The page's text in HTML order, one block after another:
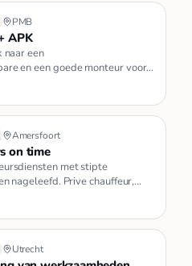
PMB
APK
naar een
en een goede monteur voor
,U kunt bij mij ter…
Amersfoort
on time
met stipte
nageleefd. Prive chauffeur,
Utrecht